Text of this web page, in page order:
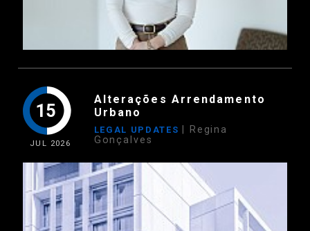
15
JUL 2026
Alterações Arrendamento
Urbano
LEGAL UPDATES
| Regina
Gonçalves